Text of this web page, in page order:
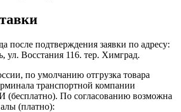
после подтверждения заявки по адресу:
ул. Восстания 116. тер. Химград.
по умолчанию отгрузка товара
транспортной компании
По согласованию возможна
(платно):